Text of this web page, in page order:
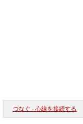
つなぐ - 心線を接続する